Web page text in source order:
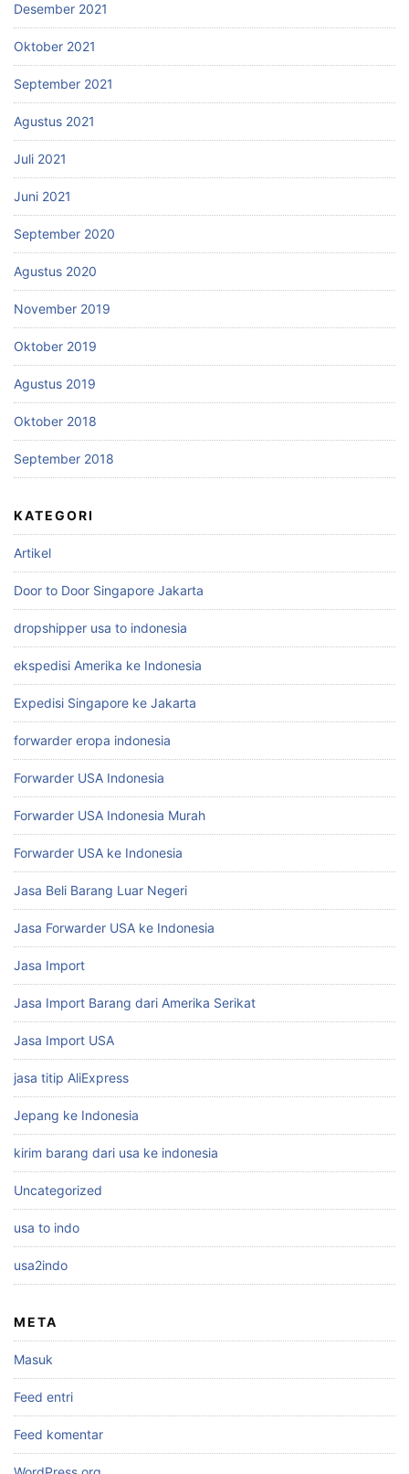
Desember 2021
Oktober 2021
September 2021
Agustus 2021
Juli 2021
Juni 2021
September 2020
Agustus 2020
November 2019
Oktober 2019
Agustus 2019
Oktober 2018
September 2018
KATEGORI
Artikel
Door to Door Singapore Jakarta
dropshipper usa to indonesia
ekspedisi Amerika ke Indonesia
Expedisi Singapore ke Jakarta
forwarder eropa indonesia
Forwarder USA Indonesia
Forwarder USA Indonesia Murah
Forwarder USA ke Indonesia
Jasa Beli Barang Luar Negeri
Jasa Forwarder USA ke Indonesia
Jasa Import
Jasa Import Barang dari Amerika Serikat
Jasa Import USA
jasa titip AliExpress
Jepang ke Indonesia
kirim barang dari usa ke indonesia
Uncategorized
usa to indo
usa2indo
META
Masuk
Feed entri
Feed komentar